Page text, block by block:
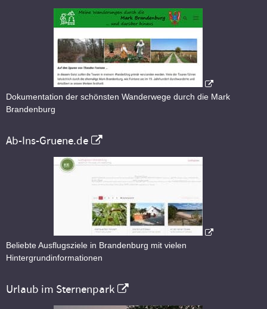
Dokumentation der schönsten Wanderwege durch die Mark
Brandenburg
Ab-Ins-Gruene.de
Beliebte Ausflugsziele in Brandenburg mit vielen
Hintergrundinformationen
Urlaub im Sternenpark